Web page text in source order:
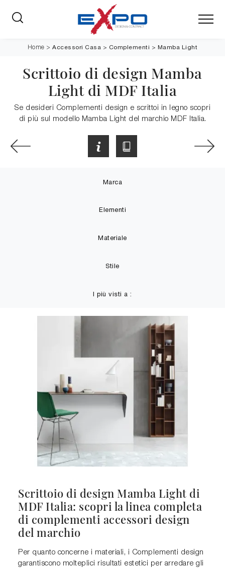
Home >Accessori Casa > Complementi > Mamba Light
Scrittoio di design Mamba
Light di MDF Italia
Se desideri Complementi design e scrittoi in legno scopri
di più sul modello Mamba Light del marchio MDF Italia.
Marca
Elementi
Materiale
Stile
I più visti a :
Scrittoio di design Mamba Light di
MDF Italia: scopri la linea completa
di complementi accessori design
del marchio
Per quanto concerne i materiali, i Complementi design
garantiscono molteplici risultati estetici per arredare gli